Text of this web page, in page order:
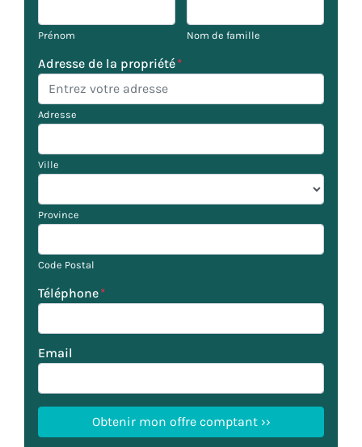
Prénom Nom de famille
Adresse de la propriété*
Adresse
Ville
Province
Code Postal
Téléphone*
Email